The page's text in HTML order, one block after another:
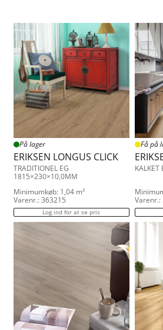
Få på lager
På lager
På lager
ERIKSEN LONGUS CLICK
TRADITIONEL EG
1815×230×10,0MM
Minimumkøb: 1,04 m²
Varenr.: 363215
Log ind for at se pris
Få på
Varenr.: